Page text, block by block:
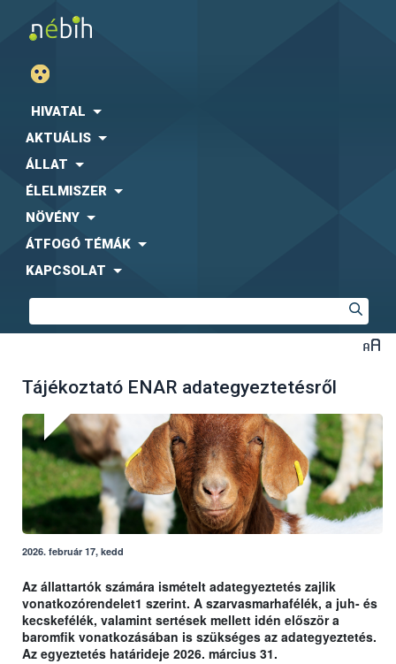
HIVATAL
AKTUÁLIS
ÁLLAT
ÉLELMISZER
NÖVÉNY
ÁTFOGÓ TÉMÁK
KAPCSOLAT
Tájékoztató ENAR adategyeztetésről
2026. február 17, kedd
Az állattartók számára ismételt adategyeztetés zajlik
vonatkozórendelet1 szerint. A szarvasmarhafélék, a juh- és
kecskefélék, valamint sertések mellett idén először a
baromfik vonatkozásában is szükséges az adategyeztetés.
Az egyeztetés határideje 2026. március 31.